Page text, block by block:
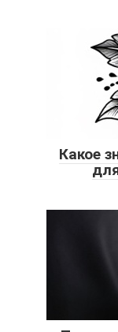
Какое